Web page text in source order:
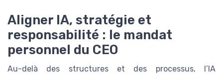
Aligner IA, stratégie et
responsabilité : le mandat
personnel du CEO
Au-delà des structures et des processus, l’IA